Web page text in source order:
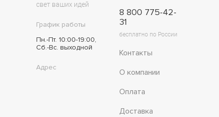
свет ваших идей
График работы
Пн.-Пт. 10:00-19:00,
Сб.-Вс. выходной
Адрес
8 800 775-42-
31
бесплатно по России
Контакты
О компании
Оплата
Доставка